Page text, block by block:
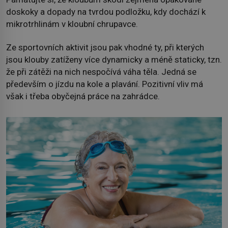
doskoky a dopady na tvrdou podložku, kdy dochází k
mikrotrhlinám v kloubní chrupavce.
Ze sportovních aktivit jsou pak vhodné ty, při kterých
jsou klouby zatíženy více dynamicky a méně staticky, tzn.
že při zátěži na nich nespočívá váha těla. Jedná se
především o jízdu na kole a plavání. Pozitivní vliv má
však i třeba obyčejná práce na zahrádce.